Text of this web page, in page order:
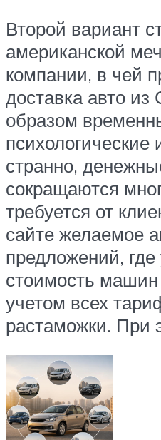
Второй вариант
американской
компании, в чей
доставка авто
образом
психологические
странно,
сокращаются
требуется от
сайте желаемое
предложений, где
стоимость
учетом всех
растаможки. При